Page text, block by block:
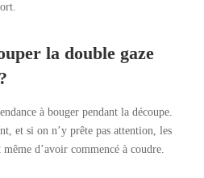
la double gaze
à bouger pendant la découpe.
et si on n’y prête pas attention, les
d’avoir commencé à coudre.